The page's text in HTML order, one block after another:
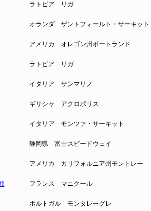
ラトビア リガ
オランダ ザントフォールト・サーキット
アメリカ オレゴン州ポートランド
ラトビア リガ
イタリア サンマリノ
ギリシャ アクロポリス
イタリア モンツァ・サーキット
静岡県 富士スピードウェイ
アメリカ カリフォルニア州モントレー
フランス マニクール
ポルトガル モンタレーグレ